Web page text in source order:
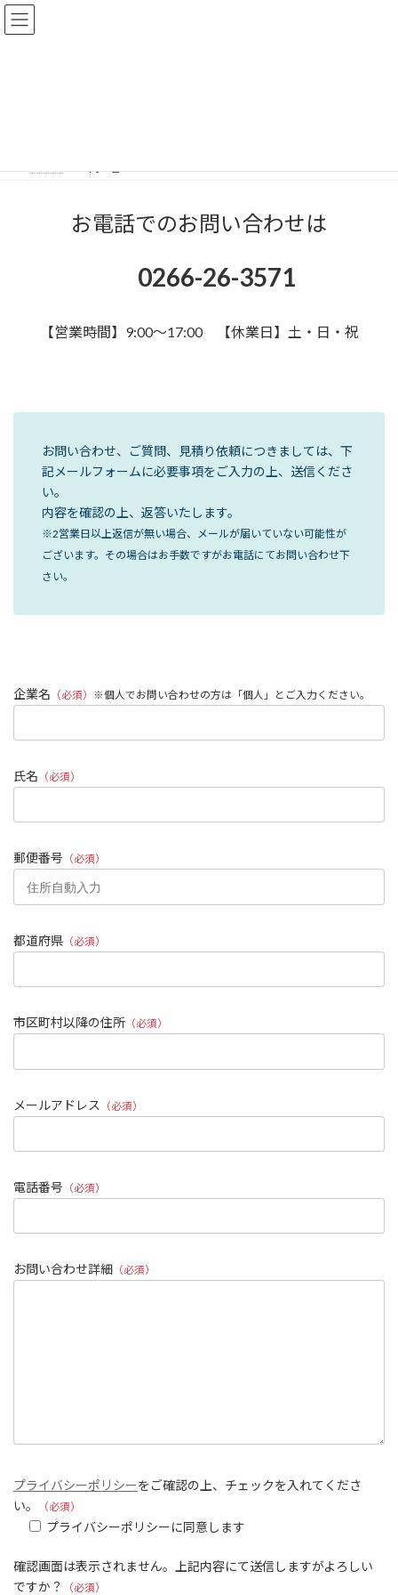
コ
ン
プ
ナ
ビ
動
お電話でのお問い合わせは
0266-26-3571
【営業時間】9:00～17:00 【休業日】土・日・祝
お問い合わせ、ご質問、見積り依頼につきましては、下
記メールフォームに必要事項をご入力の上、送信くださ
い。
内容を確認の上、返答いたします。
※2営業日以上返信が無い場合、メールが届いていない可能性が
ございます。その場合はお手数ですがお電話にてお問い合わせ下
さい。
企業名 （必須） ※個人でお問い合わせの方は「個人」とご入力ください。
氏名 （必須）
郵便番号 （必須）
都道府県 （必須）
市区町村以降の住所 （必須）
メールアドレス （必須）
電話番号 （必須）
お問い合わせ詳細 （必須）
プライバシーポリシーをご確認の上、チェックを入れてくださ
い。
（必須）
プライバシーポリシーに同意します
確認画面は表示されません。上記内容にて送信しますがよろしい
ですか？
（必須）